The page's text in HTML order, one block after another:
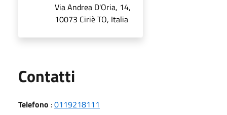
Via Andrea D'Oria, 14,
10073 Ciriè TO, Italia
Contatti
Telefono :0119218111